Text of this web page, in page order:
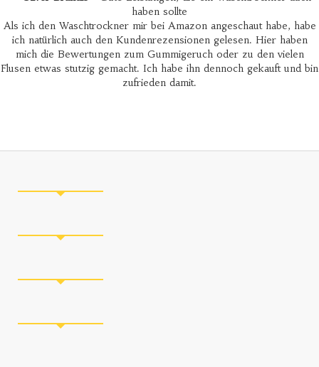
haben sollte
Als ich den Waschtrockner mir bei Amazon angeschaut habe, habe
ich natürlich auch den Kundenrezensionen gelesen. Hier haben
mich die Bewertungen zum Gummigeruch oder zu den vielen
Flusen etwas stutzig gemacht. Ich habe ihn dennoch gekauft und bin
zufrieden damit.